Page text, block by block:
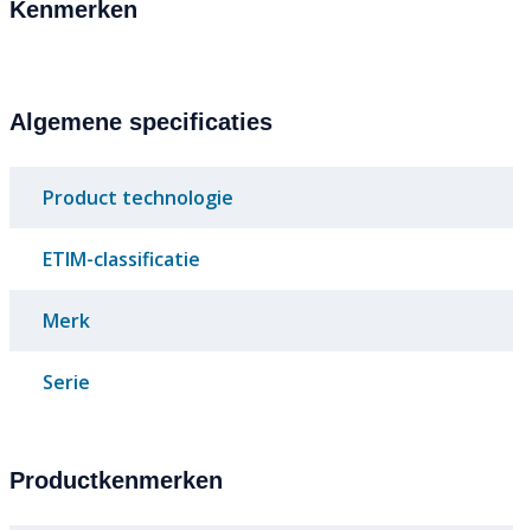
Kenmerken
Algemene specificaties
Product technologie
ETIM-classificatie
Merk
Serie
Productkenmerken